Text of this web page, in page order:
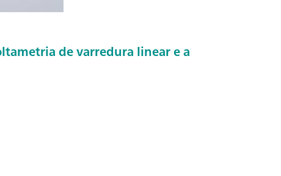
de varredura linear e a